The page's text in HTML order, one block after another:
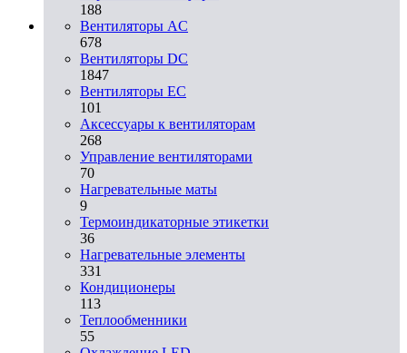
188
Вентиляторы AC
678
Вентиляторы DC
1847
Вентиляторы EC
101
Аксессуары к вентиляторам
268
Управление вентиляторами
70
Нагревательные маты
9
Термоиндикаторные этикетки
36
Нагревательные элементы
331
Кондиционеры
113
Теплообменники
55